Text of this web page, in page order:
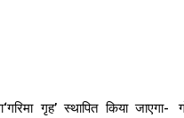
गृह’ स्थापित किया जाएगा-